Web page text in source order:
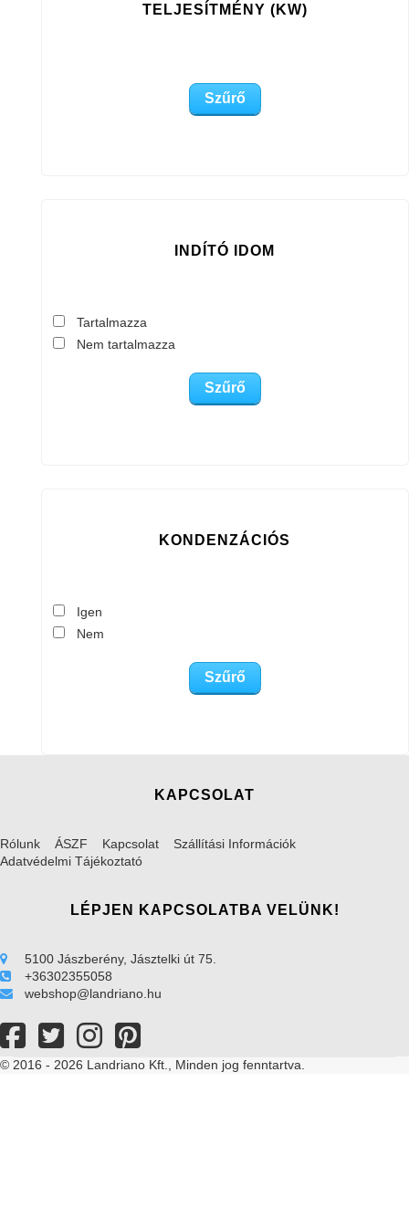
TELJESÍTMÉNY (KW)
INDÍTÓ IDOM
Tartalmazza
Nem tartalmazza
KONDENZÁCIÓS
Igen
Nem
KAPCSOLAT
Rólunk ÁSZF Kapcsolat
Szállítási Információk
Adatvédelmi Tájékoztató
LÉPJEN KAPCSOLATBA VELÜNK!
5100 Jászberény, Jásztelki út 75.
+36302355058
webshop@landriano.hu
© 2016 - 2026 Landriano Kft., Minden jog fenntartva.